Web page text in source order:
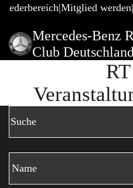
Mitglied werden
Mercedes-Benz
Club